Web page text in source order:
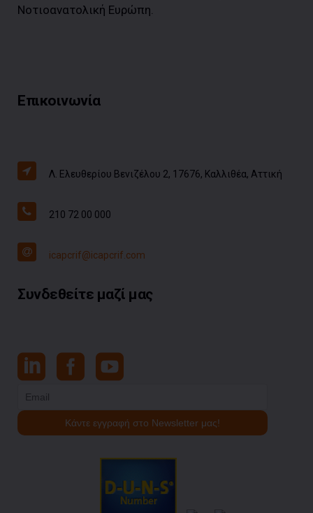
Νοτιοανατολική Ευρώπη.
Επικοινωνία
Λ. Ελευθερίου Βενιζέλου 2, 17676, Καλλιθέα, Αττική
210 72 00 000
icapcrif@icapcrif.com
Συνδεθείτε μαζί μας